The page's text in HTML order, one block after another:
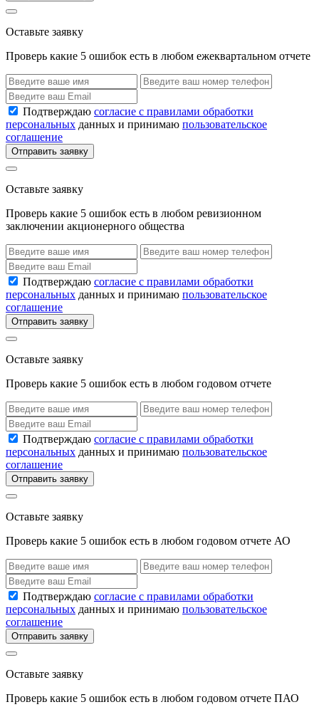
Оставьте заявку
Проверь какие 5 ошибок есть в любом ежеквартальном отчете
Подтверждаю согласие с правилами обработки
персональных данных и принимаю пользовательское
соглашение
Отправить заявку
Оставьте заявку
Проверь какие 5 ошибок есть в любом ревизионном
заключении акционерного общества
Подтверждаю согласие с правилами обработки
персональных данных и принимаю пользовательское
соглашение
Отправить заявку
Оставьте заявку
Проверь какие 5 ошибок есть в любом годовом отчете
Подтверждаю согласие с правилами обработки
персональных данных и принимаю пользовательское
соглашение
Отправить заявку
Оставьте заявку
Проверь какие 5 ошибок есть в любом годовом отчете АО
Подтверждаю согласие с правилами обработки
персональных данных и принимаю пользовательское
соглашение
Отправить заявку
Оставьте заявку
Проверь какие 5 ошибок есть в любом годовом отчете ПАО